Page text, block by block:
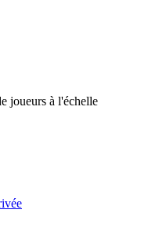
joueurs à l'échelle